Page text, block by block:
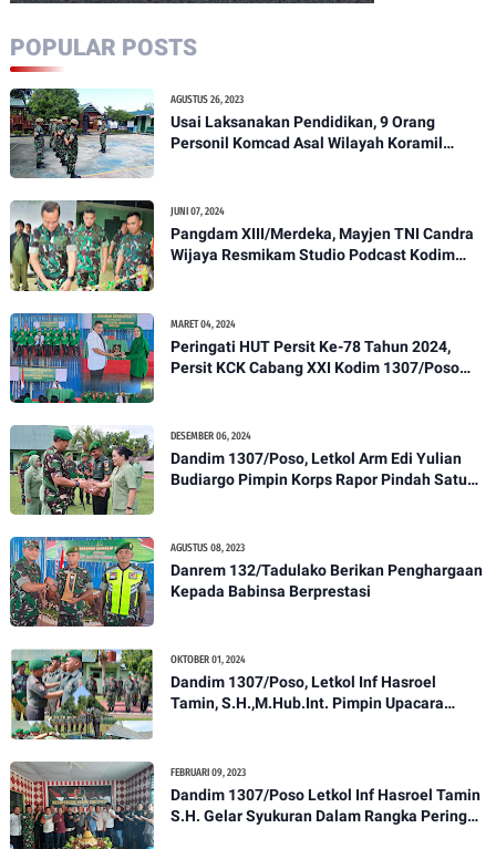
POPULAR POSTS
AGUSTUS 26, 2023
Usai Laksanakan Pendidikan, 9 Orang
Personil Komcad Asal Wilayah Koramil
JUNI 07, 2024
Pangdam XIII/Merdeka, Mayjen TNI Candra
Wijaya Resmikam Studio Podcast Kodim
MARET 04, 2024
Peringati HUT Persit Ke-78 Tahun 2024,
Persit KCK Cabang XXI Kodim 1307/Poso
DESEMBER 06, 2024
Dandim 1307/Poso, Letkol Arm Edi Yulian
Budiargo Pimpin Korps Rapor Pindah Satuan
AGUSTUS 08, 2023
Danrem 132/Tadulako Berikan Penghargaan
Kepada Babinsa Berprestasi
OKTOBER 01, 2024
Dandim 1307/Poso, Letkol Inf Hasroel
Tamin, S.H.,M.Hub.Int. Pimpin Upacara
FEBRUARI 09, 2023
Dandim 1307/Poso Letkol Inf Hasroel Tamin
S.H. Gelar Syukuran Dalam Rangka Peringati